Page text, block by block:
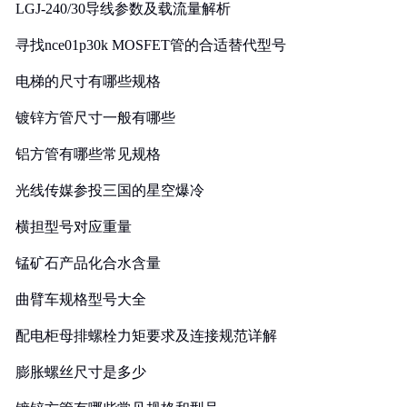
LGJ-240/30导线参数及载流量解析
寻找nce01p30k MOSFET管的合适替代型号
电梯的尺寸有哪些规格
镀锌方管尺寸一般有哪些
铝方管有哪些常见规格
光线传媒参投三国的星空爆冷
横担型号对应重量
锰矿石产品化合水含量
曲臂车规格型号大全
配电柜母排螺栓力矩要求及连接规范详解
膨胀螺丝尺寸是多少